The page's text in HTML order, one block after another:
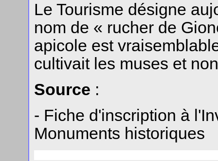
Le Tourisme désigne
nom de « rucher de
apicole est
cultivait les muses et
Source :
- Fiche d'inscription à
Monuments historiques